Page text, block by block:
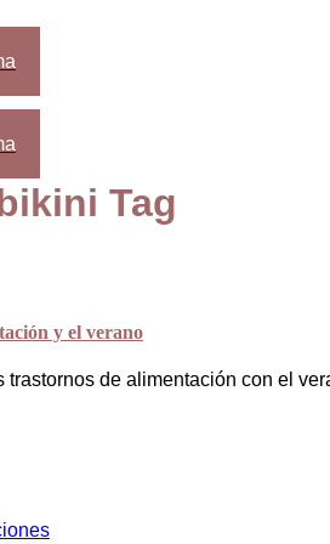
Tag
y el verano
trastornos de alimentación con el